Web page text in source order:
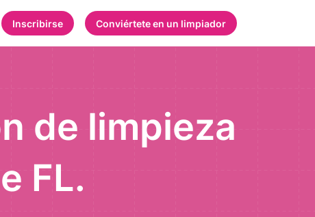
Inscribirse Conviértete en un limpiador
de limpieza
FL.